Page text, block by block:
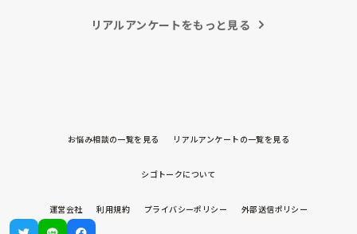
リアルアンケートをもっと見る
お悩み相談の一覧を見る リアルアンケートの一覧を見る
シゴトークについて
運営会社 利用規約 プライバシーポリシー 外部送信ポリシー